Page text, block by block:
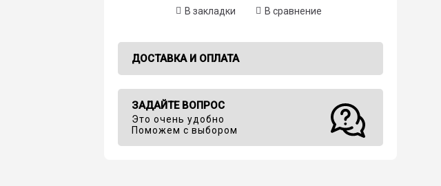
В закладки В сравнение
ДОСТАВКА И ОПЛАТА
ЗАДАЙТЕ ВОПРОС
Это очень удобно
Поможем с выбором